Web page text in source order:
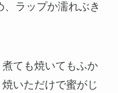
ラップか濡れぶき
ても焼いてもふか
いただけで蜜がじ